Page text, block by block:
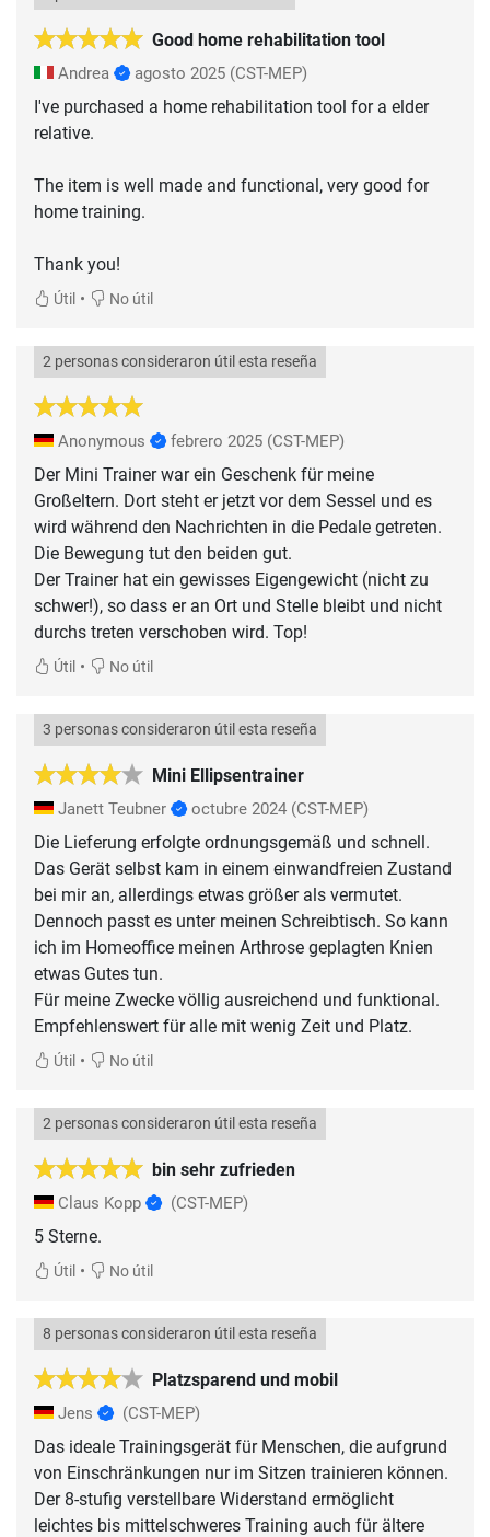
Good home rehabilitation tool
Andrea agosto 2025 (CST-MEP)
I've purchased a home rehabilitation tool for a elder
relative.
The item is well made and functional, very good for
home training.
Thank you!
Útil • No útil
2 personas consideraron útil esta reseña
Anonymous febrero 2025 (CST-MEP)
Der Mini Trainer war ein Geschenk für meine
Großeltern. Dort steht er jetzt vor dem Sessel und es
wird während den Nachrichten in die Pedale getreten.
Die Bewegung tut den beiden gut.
Der Trainer hat ein gewisses Eigengewicht (nicht zu
schwer!), so dass er an Ort und Stelle bleibt und nicht
durchs treten verschoben wird. Top!
Útil • No útil
Mini Ellipsentrainer
3 personas consideraron útil esta reseña
Janett Teubner octubre 2024 (CST-MEP)
Die Lieferung erfolgte ordnungsgemäß und schnell.
Das Gerät selbst kam in einem einwandfreien Zustand
bei mir an, allerdings etwas größer als vermutet.
Dennoch passt es unter meinen Schreibtisch. So kann
ich im Homeoffice meinen Arthrose geplagten Knien
etwas Gutes tun.
Für meine Zwecke völlig ausreichend und funktional.
Empfehlenswert für alle mit wenig Zeit und Platz.
Útil • No útil
bin sehr zufrieden
2 personas consideraron útil esta reseña
Claus Kopp (CST-MEP)
5 Sterne.
Útil • No útil
Platzsparend und mobil
8 personas consideraron útil esta reseña
Jens (CST-MEP)
Das ideale Trainingsgerät für Menschen, die aufgrund
von Einschränkungen nur im Sitzen trainieren können.
Der 8-stufig verstellbare Widerstand ermöglicht
leichtes bis mittelschweres Training auch für ältere